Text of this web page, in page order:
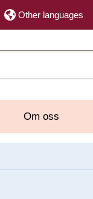
Other languages
Om oss